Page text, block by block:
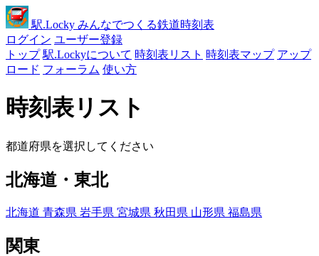
駅.Locky みんなでつくる鉄道時刻表
ログイン ユーザー登録
トップ 駅.Lockyについて 時刻表リスト 時刻表マップ アップ
ロード フォーラム 使い方
時刻表リスト
都道府県を選択してください
北海道・東北
北海道 青森県 岩手県 宮城県 秋田県 山形県 福島県
関東